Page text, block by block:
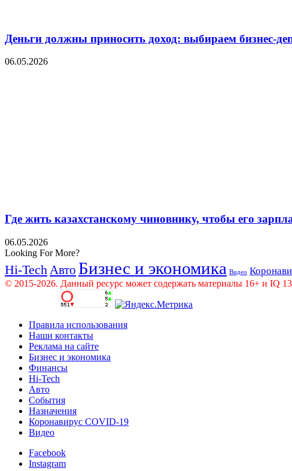
Деньги должны приносить доход: выбираем бизнес-
06.05.2026
Где жить казахстанскому чиновнику, чтобы его
06.05.2026
Looking For More?
Hi-Tech Авто Бизнес и экономика Видео
© 2015-2026. Данный ресурс может содержать материалы 16+ и IQ
Правила использования
Наши контакты
Реклама на сайте
Бизнес и экономика
Финансы
Hi-Tech
Авто
События
Назначения
Коронавирус COVID-19
Видео
Facebook
Instagram